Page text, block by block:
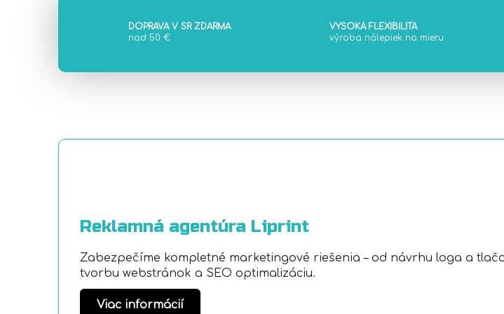
DOPRAVA V SR ZDARMA
nad 50 €
VYSOKÁ FLEXIBILITA
výroba nálepiek na mieru
Reklamná agentúra Liprint
Zabezpečíme kompletné marketingové riešenia – od návrhu loga a
tvorbu webstránok a SEO optimalizáciu.
Viac informácií